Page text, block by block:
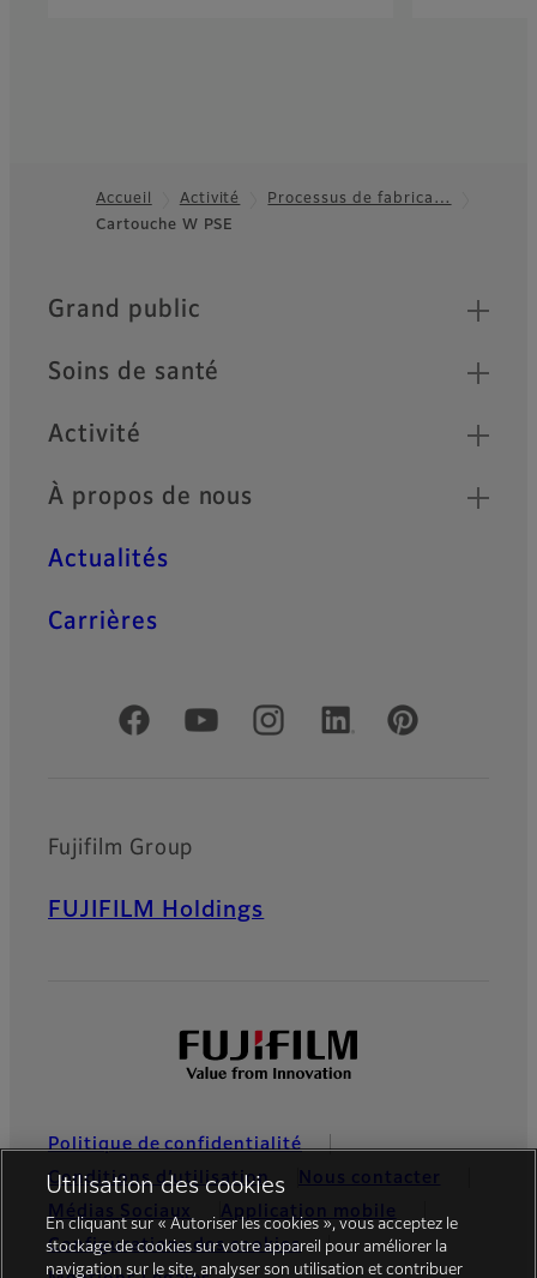
Footer
Accueil Activité
Processus de fabrica…
Cartouche W PSE
Quick Links
Grand public
Soins de santé
Activité
À propos de nous
Actualités
Carrières
Comptes officiels réseaux sociaux
Fujifilm Group
FUJIFILM Holdings
Politique de confidentialité
Conditions d’utilisation
Nous contacter
Médias Sociaux
Application mobile
Configurations des cookies
Utilisation des cookies
En cliquant sur « Autoriser les cookies », vous acceptez le
stockage de cookies sur votre appareil pour améliorer la
navigation sur le site, analyser son utilisation et contribuer